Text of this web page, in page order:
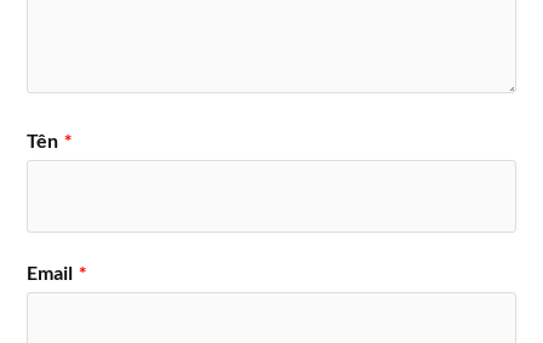
Tên *
Email *